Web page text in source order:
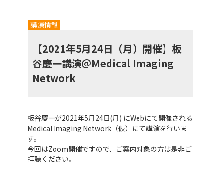
講演情報
【2021年5月24日（月）開催】板
谷慶一講演＠Medical Imaging
Network
板谷慶一が2021年5月24日(月) にWebにて開催される
Medical Imaging Network（仮）にて講演を行いま
す。
今回はZoom開催ですので、ご案内対象の方は是非ご
拝聴ください。